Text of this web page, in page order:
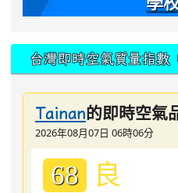
台灣即時空氣質量指數
Tainan的即時空氣
2026年08月07日 06時06分
68 良